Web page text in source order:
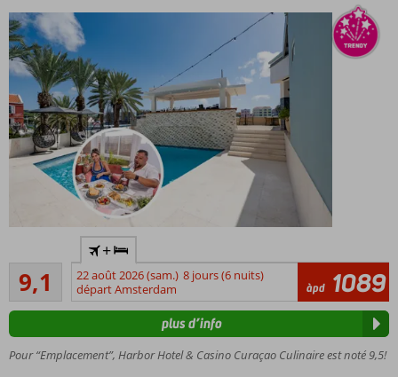
l'autre côté
de la rue
Piscine
chauffée
en hiver
branché au
cœur
d'Otrobanda
Comprend
plats +
une
9,1
Excellente
146
commentaires
+
22 août 2026 (sam.) 8 jours (6 nuits)
départ Amsterdam
àpd 1089
Pour “Emplacement”, Harbor Hotel & Casino Curaçao Culinaire est noté 9,5!
plus d’info